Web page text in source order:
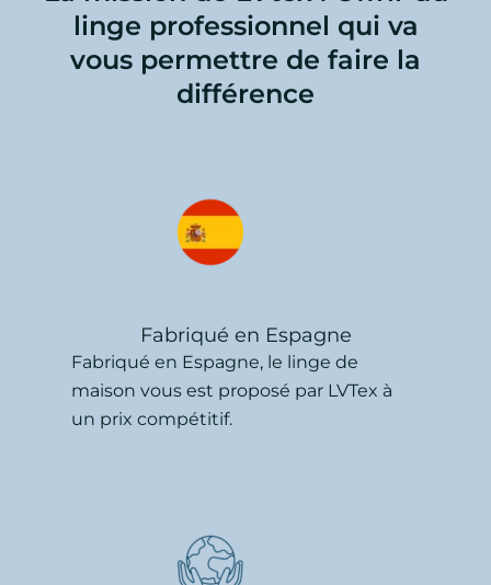
linge professionnel qui va
vous permettre de faire la
différence
Fabriqué en Espagne
Fabriqué en Espagne, le linge de
maison vous est proposé par LVTex à
un prix compétitif.